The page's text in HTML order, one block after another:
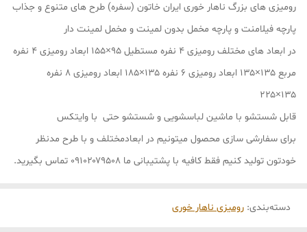
رومیزی های بزرگ ناهار خوری ایران خاتون (سفره) طرح های متنوع و جذاب
پارچه فیلامنت و پارچه مخمل بدون لمینت و مخمل لمینت دار
در ابعاد های مختلف رومیزی ۴ نفره مستطیل ۹۵×۱۵۵ ابعاد رومیزی ۴ نفره
مربع ۱۳۵×۱۳۵ ابعاد رومیزی ۶ نفره ۱۳۵×۱۸۵ ابعاد رومیزی ۸ نفره
۱۳۵×۲۲۵
قابل شستشو با ماشین لباسشویی و شستشو حتی با وایتکس
برای سفارشی سازی محصول میتونیم در ابعادمختلف و با طرح مدنظر
خودتون تولید کنیم فقط کافیه با پشتیبانی ما ۰۹۱۰۲۰۷۹۵۰۸ تماس بگیرید.
دسته‌بندی: رومیزی ناهار خوری